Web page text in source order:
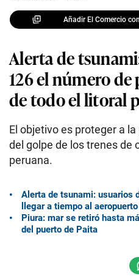
Añadir El Comercio
Alerta de
126 el número
de todo el litoral
El objetivo es proteger a
del golpe de los trenes de
peruana.
Alerta de tsunami: usuarios
llegar a tiempo al
Piura: mar se retiró hasta
del puerto de Paita